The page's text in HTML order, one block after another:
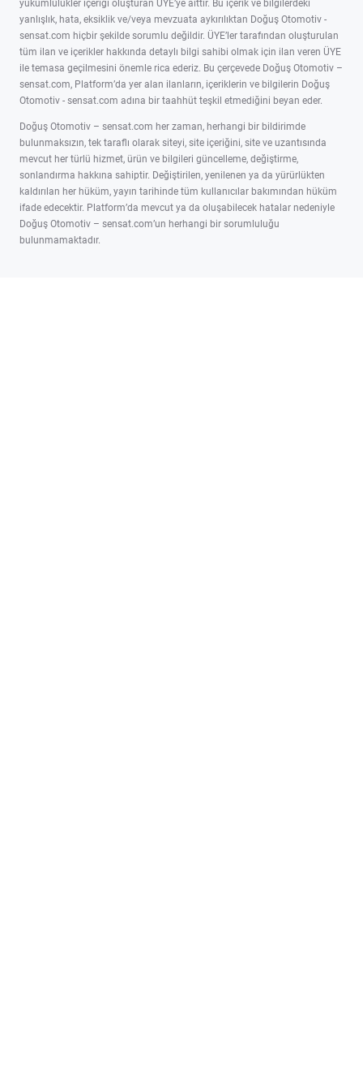
yükümlülükler içeriği oluşturan ÜYE’ye aittir. Bu içerik ve bilgilerdeki
yanlışlık, hata, eksiklik ve/veya mevzuata aykırılıktan Doğuş Otomotiv -
sensat.com hiçbir şekilde sorumlu değildir. ÜYE’ler tarafından oluşturulan
tüm ilan ve içerikler hakkında detaylı bilgi sahibi olmak için ilan veren ÜYE
ile temasa geçilmesini önemle rica ederiz. Bu çerçevede Doğuş Otomotiv –
sensat.com, Platform’da yer alan ilanların, içeriklerin ve bilgilerin Doğuş
Otomotiv - sensat.com adına bir taahhüt teşkil etmediğini beyan eder.
Doğuş Otomotiv – sensat.com her zaman, herhangi bir bildirimde
bulunmaksızın, tek taraflı olarak siteyi, site içeriğini, site ve uzantısında
mevcut her türlü hizmet, ürün ve bilgileri güncelleme, değiştirme,
sonlandırma hakkına sahiptir. Değiştirilen, yenilenen ya da yürürlükten
kaldırılan her hüküm, yayın tarihinde tüm kullanıcılar bakımından hüküm
ifade edecektir. Platform’da mevcut ya da oluşabilecek hatalar nedeniyle
Doğuş Otomotiv – sensat.com’un herhangi bir sorumluluğu
bulunmamaktadır.